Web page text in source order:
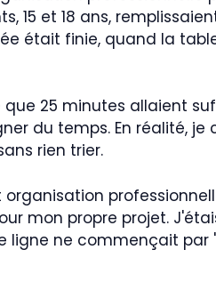
15 et 18 ans,
était finie, quand la
25 minutes allaient
du temps. En réalité,
rien trier.
mon propre projet.
ne commençait par